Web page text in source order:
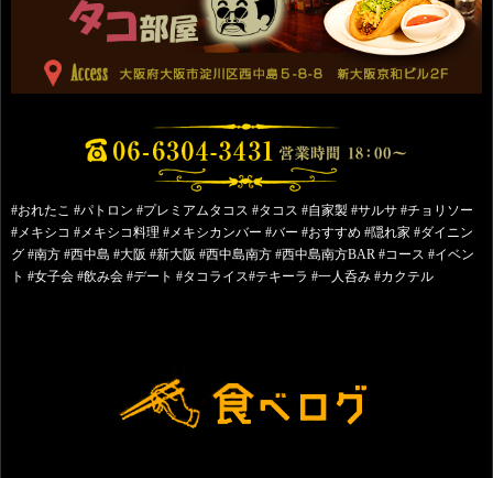
#おれたこ #パトロン #プレミアムタコス #タコス #自家製 #サルサ #チョリソー
#メキシコ #メキシコ料理 #メキシカンバー #バー #おすすめ #隠れ家 #ダイニン
グ #南方 #西中島 #大阪 #新大阪 #西中島南方 #西中島南方BAR #コース #イベン
ト #女子会 #飲み会 #デート #タコライス#テキーラ #一人呑み #カクテル